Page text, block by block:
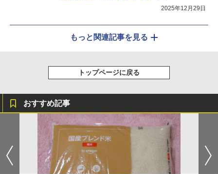
2025年12月29日
もっと関連記事を見る
トップページに戻る
おすすめ記事